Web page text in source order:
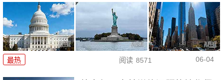
最热 阅读 8571 06-04